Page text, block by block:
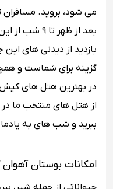
بعد از ظهر
بازدید از دیدنی‌ های
گزینه برای شماست و
در بهترین هتل های
از هتل های منتخب ما
ببرید و شب های به
امکانات بوستان